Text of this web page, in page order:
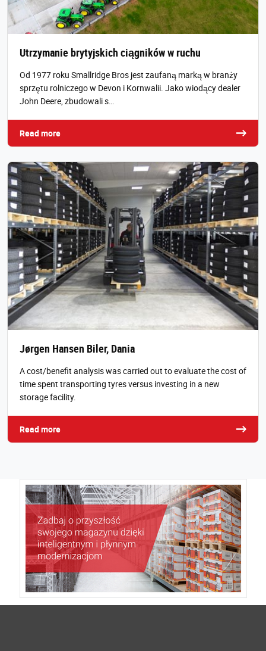
Utrzymanie brytyjskich ciągników w ruchu
Od 1977 roku Smallridge Bros jest zaufaną marką w branży
sprzętu rolniczego w Devon i Kornwalii. Jako wiodący dealer
John Deere, zbudowali s…
Read more
Jørgen Hansen Biler, Dania
A cost/benefit analysis was carried out to evaluate the cost of
time spent transporting tyres versus investing in a new
storage facility.
Read more